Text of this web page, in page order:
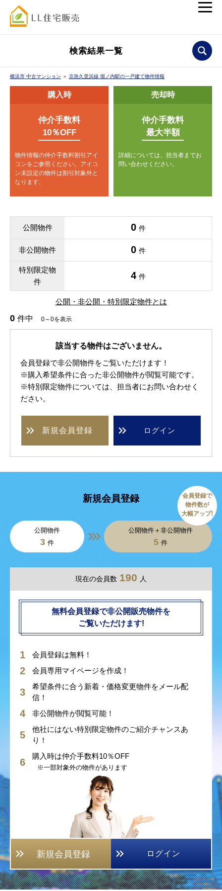
検索結果一覧
横浜市 中古マンション ＞ 京急久里浜線 堀ノ内駅の一戸建て物件情報
購入時
仲介手数料
10％OFF
物件情報の仲介手数料割引アイ
コンをご参照ください。 アイコ
ン未設定の物件は割引対象外と
なります。
売却時
仲介手数料
最大半額
詳細については、担当者までお
問い合わせください。
公開物件 0 件
非公開物件 0 件
特別限定物
件
4 件
公開・非公開・特別限定物件とは
0 件中 0～0を表示
該当する物件はございません。
会員登録で非公開物件をご覧いただけます！
※購入希望条件に合った非公開物件が閲覧可能です。
※特別限定物件については、担当者にお問い合わせく
ださい。
新規会員登録 ログイン
新規会員登録
公開物件
3 件
公開物件＋非公開物件
5 件
会員登録で
物件数が
大幅アップ!
現在の会員数 190 人
無料会員登録で非公開販売物件を
ご覧いただけます!
会員登録は無料！
会員専用マイページを作成！
希望条件に合う新着・価格変更物件をメール配
信！
非公開物件が閲覧可能！
他社にはない特別限定物件のご紹介チャンスあ
り！
購入時は仲介手数料10％OFF
※一部対象外の物件があります
新規会員登録 ログイン